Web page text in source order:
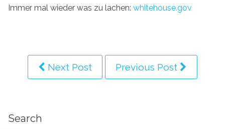
Immer mal wieder was zu lachen: whitehouse.gov
Next Post Previous Post
Search